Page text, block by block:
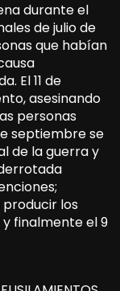
durante el
de julio de
que habían
El 11 de
asesinando
personas
septiembre se
de la guerra y
producir los
y finalmente el 9